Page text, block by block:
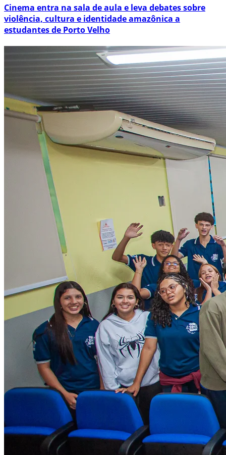
Cinema entra na sala de aula e leva debates sobre
violência, cultura e identidade amazônica a
estudantes de Porto Velho